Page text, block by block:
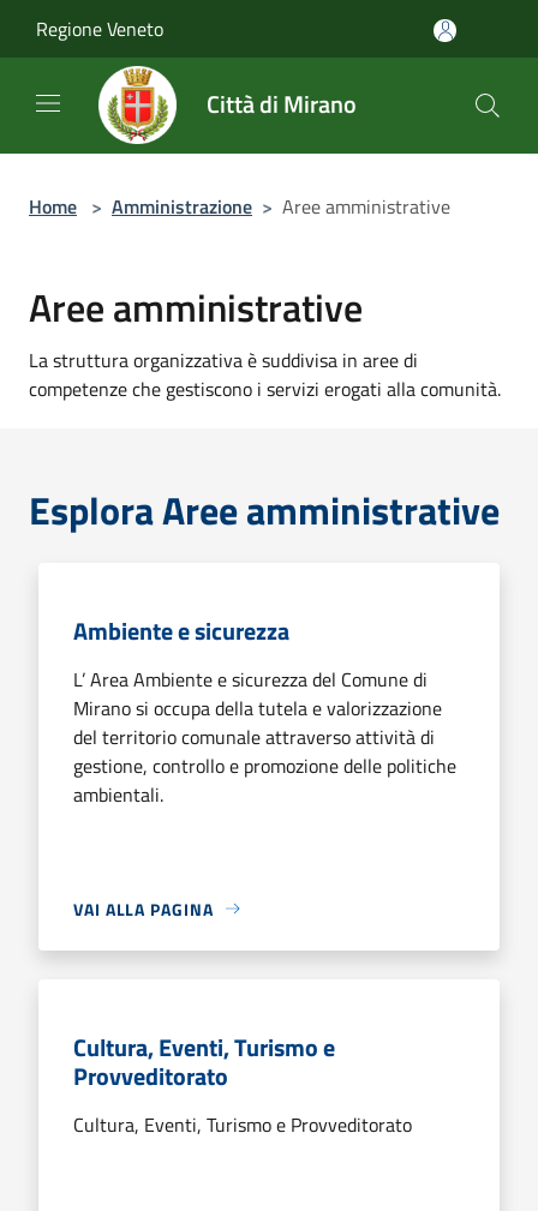
Regione Veneto
Città di Mirano
Home > Amministrazione > Aree amministrative
Aree amministrative
La struttura organizzativa è suddivisa in aree di
competenze che gestiscono i servizi erogati alla comunità.
Esplora Aree amministrative
Ambiente e sicurezza
L’ Area Ambiente e sicurezza del Comune di
Mirano si occupa della tutela e valorizzazione
del territorio comunale attraverso attività di
gestione, controllo e promozione delle politiche
ambientali.
VAI ALLA PAGINA
Cultura, Eventi, Turismo e
Provveditorato
Cultura, Eventi, Turismo e Provveditorato